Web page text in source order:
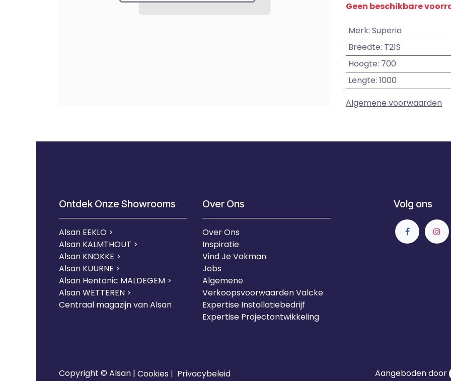
Geen beschikbare
Merk: Superia
Breedte: T21S
Hoogte: 700
Lengte: 1000
Algemene voorwaarden
Ontdek Onze Showrooms
Alsan EEKLO >
Alsan KALMTHOUT >
Alsan KNOKKE >
Alsan KUURNE >
Alsan Hentonic MALDEGEM >
Alsan WETTEREN >
Centraal magazijn van Alsan
Over Ons
Over Ons
Inspiratie
Vind Je Vakman
Jobs
Algemene
Verkoopsvoorwaarden Valcke
Expertise Installatiebedrijf
Expertise Projectontwikkeling
Volg ons
Copyright © Alsan | Cookies | Privacybeleid Aangeboden door